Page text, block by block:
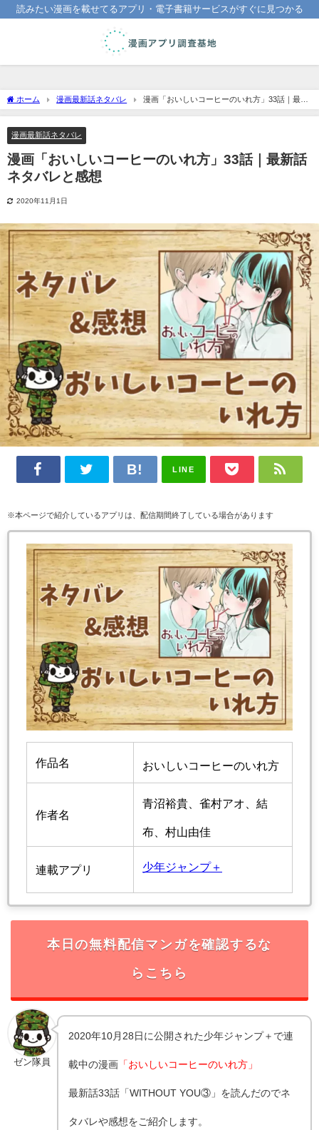
読みたい漫画を載せてるアプリ・電子書籍サービスがすぐに見つかる
ホーム 漫画最新話ネタバレ
漫画「おいしいコーヒーのいれ方」33話｜最新
話ネタバレと感想
漫画最新話ネタバレ
漫画「おいしいコーヒーのいれ方」33話｜最新話
ネタバレと感想
2020年11月1日
LINE
※本ページで紹介しているアプリは、配信期間終了している場合があります
作品名 おいしいコーヒーのいれ方
作者名
青沼裕貴、雀村アオ、結
布、村山由佳
連載アプリ 少年ジャンプ＋
本日の無料配信マンガを確認するな
らこちら
ゼン隊員
2020年10月28日に公開された少年ジャンプ＋で連
載中の漫画 「おいしいコーヒーのいれ方」
最新話33話「WITHOUT YOU③」を読んだのでネ
タバレや感想をご紹介します。